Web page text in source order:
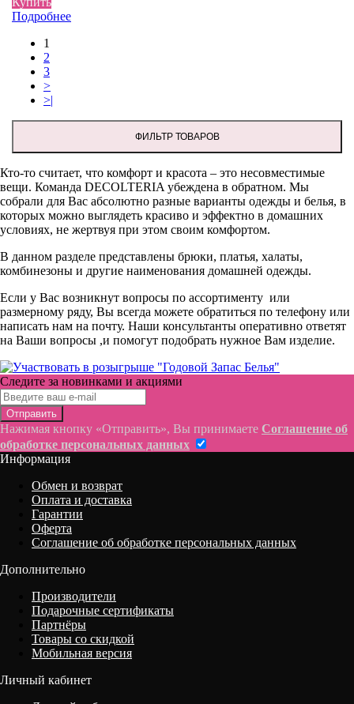
Подробнее
1
2
3
>
>|
ФИЛЬТР ТОВАРОВ
Кто-то считает, что комфорт и красота – это несовместимые
вещи. Команда DECOLTERIA убеждена в обратном. Мы
собрали для Вас абсолютно разные варианты одежды и белья, в
которых можно выглядеть красиво и эффектно в домашних
условиях, не жертвуя при этом своим комфортом.
В данном разделе представлены брюки, платья, халаты,
комбинезоны и другие наименования домашней одежды.
Если у Вас возникнут вопросы по ассортименту или
размерному ряду, Вы всегда можете обратиться по телефону или
написать нам на почту. Наши консультанты оперативно ответят
на Ваши вопросы ,и помогут подобрать нужное Вам изделие.
Следите за новинками и акциями
Отправить
Нажимая кнопку «Отправить», Вы принимаете Соглашение об
обработке персональных данных
Информация
Обмен и возврат
Оплата и доставка
Гарантии
Оферта
Соглашение об обработке персональных данных
Дополнительно
Производители
Подарочные сертификаты
Партнёры
Товары со скидкой
Мобильная версия
Личный кабинет